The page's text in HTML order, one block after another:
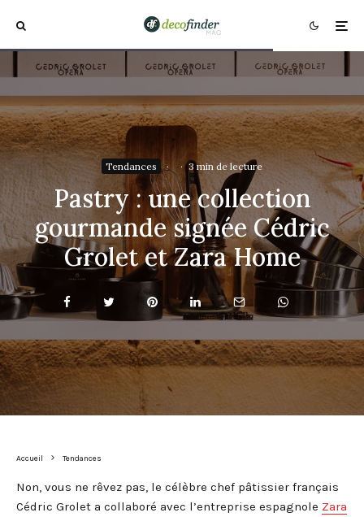
Tendances · · 3 min de lecture
Pastry : une collection
gourmande signée Cédric
Grolet et Zara Home
Accueil Tendances
Non, vous ne rêvez pas, le célèbre chef pâtissier français
Cédric Grolet a collaboré avec l’entreprise espagnole Zara